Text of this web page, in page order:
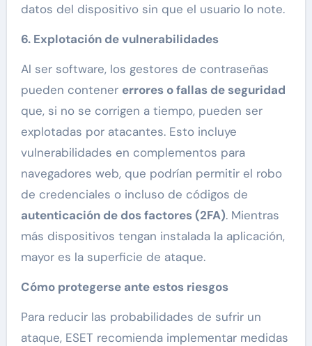
datos del dispositivo sin que el usuario lo note.
6. Explotación de vulnerabilidades
Al ser software, los gestores de contraseñas
pueden contener errores o fallas de seguridad
que, si no se corrigen a tiempo, pueden ser
explotadas por atacantes. Esto incluye
vulnerabilidades en complementos para
navegadores web, que podrían permitir el robo
de credenciales o incluso de códigos de
autenticación de dos factores (2FA). Mientras
más dispositivos tengan instalada la aplicación,
mayor es la superficie de ataque.
Cómo protegerse ante estos riesgos
Para reducir las probabilidades de sufrir un
ataque, ESET recomienda implementar medidas